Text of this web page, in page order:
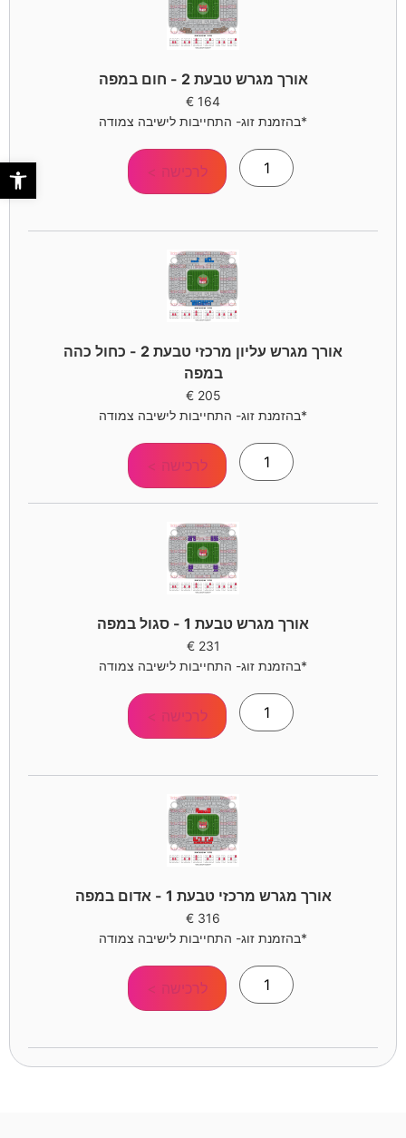
אורך מגרש טבעת 2 - חום במפה
164
€
*בהזמנת זוג- התחייבות לישיבה צמודה
לרכישה >
אורך מגרש עליון מרכזי טבעת 2 - כחול כהה
במפה
205
€
*בהזמנת זוג- התחייבות לישיבה צמודה
לרכישה >
אורך מגרש טבעת 1 - סגול במפה
231
€
*בהזמנת זוג- התחייבות לישיבה צמודה
לרכישה >
אורך מגרש מרכזי טבעת 1 - אדום במפה
316
€
*בהזמנת זוג- התחייבות לישיבה צמודה
לרכישה >
פתח